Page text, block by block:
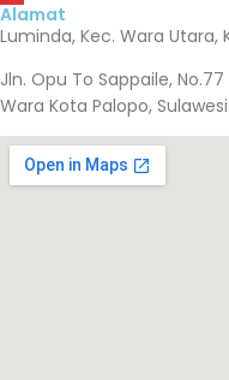
Alamat
Luminda, Kec. Wara Utara,
Jln. Opu To Sappaile,
Wara Kota Palopo,